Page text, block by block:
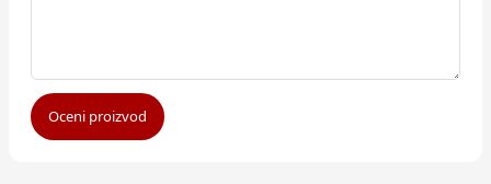
Oceni proizvod